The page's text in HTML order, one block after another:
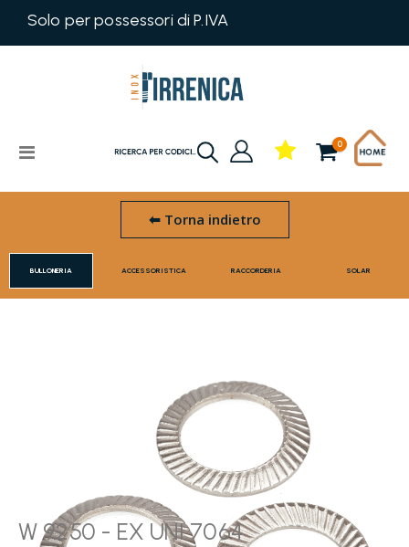
Solo per possessori di P.IVA
Toggle
Cart
0prodotti
⬅ Torna indietro
BULLONERIA ACCESSORISTICA RACCORDERIA SOLAR
Skip
to
W 9250 - EX UNI 7064